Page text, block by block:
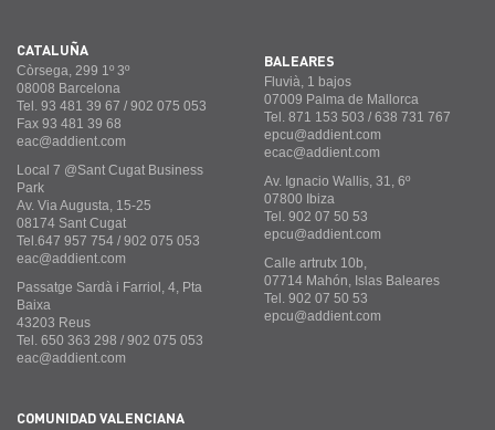
CATALUÑA
Còrsega, 299 1º 3º
08008 Barcelona
Tel. 93 481 39 67 / 902 075 053
Fax 93 481 39 68
eac@addient.com
Local 7 @Sant Cugat Business
Park
Av. Via Augusta, 15-25
08174 Sant Cugat
Tel.647 957 754 / 902 075 053
eac@addient.com
Passatge Sardà i Farriol, 4, Pta
Baixa
43203 Reus
Tel. 650 363 298 / 902 075 053
eac@addient.com
COMUNIDAD VALENCIANA
BALEARES
Fluvià, 1 bajos
07009 Palma de Mallorca
Tel. 871 153 503 / 638 731 767
epcu@addient.com
ecac@addient.com
Av. Ignacio Wallis, 31, 6º
07800 Ibiza
Tel. 902 07 50 53
epcu@addient.com
Calle artrutx 10b,
07714 Mahón, Islas Baleares
Tel. 902 07 50 53
epcu@addient.com